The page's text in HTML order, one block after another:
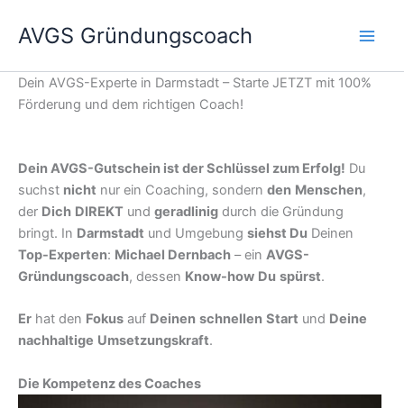
InhaltAVGS Gründungscoach
Dein AVGS-Experte in Darmstadt – Starte JETZT mit 100%
Förderung und dem richtigen Coach!
Dein AVGS-Gutschein ist der Schlüssel zum Erfolg! Du
suchst nicht nur ein Coaching, sondern den Menschen,
der Dich DIREKT und geradlinig durch die Gründung
bringt. In Darmstadt und Umgebung siehst Du Deinen
Top-Experten: Michael Dernbach – ein AVGS-
Gründungscoach, dessen Know-how Du spürst.
Er hat den Fokus auf Deinen schnellen Start und Deine
nachhaltige Umsetzungskraft.
Die Kompetenz des Coaches